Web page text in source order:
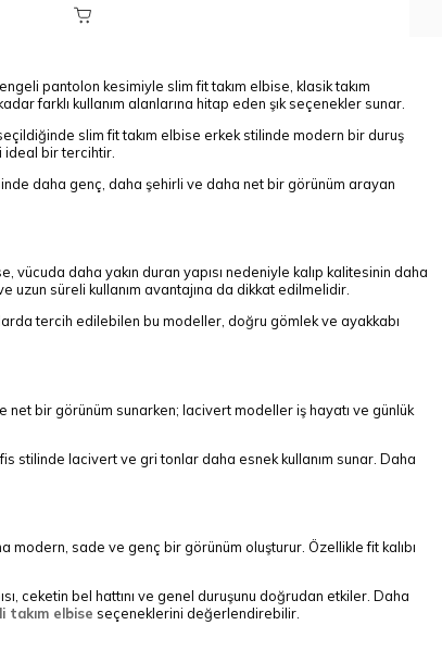
pantolon kesimiyle slim fit takım elbise, klasik takım
farklı kullanım alanlarına hitap eden şık seçenekler sunar.
slim fit takım elbise erkek stilinde modern bir duruş
bir tercihtir.
daha genç, daha şehirli ve daha net bir görünüm arayan
vücuda daha yakın duran yapısı nedeniyle kalıp kalitesinin daha
süreli kullanım avantajına da dikkat edilmelidir.
tercih edilebilen bu modeller, doğru gömlek ve ayakkabı
bir görünüm sunarken; lacivert modeller iş hayatı ve günlük
stilinde lacivert ve gri tonlar daha esnek kullanım sunar. Daha
sade ve genç bir görünüm oluşturur. Özellikle fit kalıbı
ceketin bel hattını ve genel duruşunu doğrudan etkiler. Daha
takım elbise seçeneklerini değerlendirebilir.